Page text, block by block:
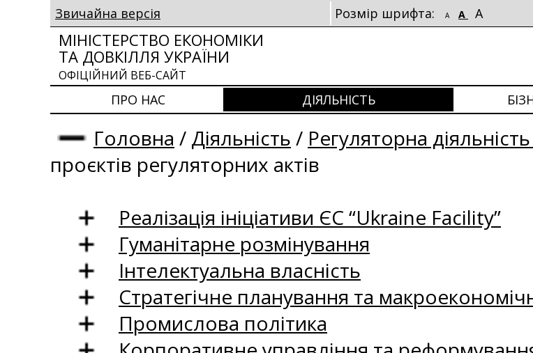
Звичайна версія Розмір шрифта: A A A
МІНІСТЕРСТВО ЕКОНОМІКИ
ТА ДОВКІЛЛЯ УКРАЇНИ
ОФІЦІЙНИЙ ВЕБ-САЙТ
ПРО НАС ДІЯЛЬНІСТЬ
Головна / Діяльність / Регуляторна діяльність
проєктів регуляторних актів
Реалізація ініціативи ЄС “Ukraine Facility”
Гуманітарне розмінування
Інтелектуальна власність
Стратегічне планування та
Промислова політика